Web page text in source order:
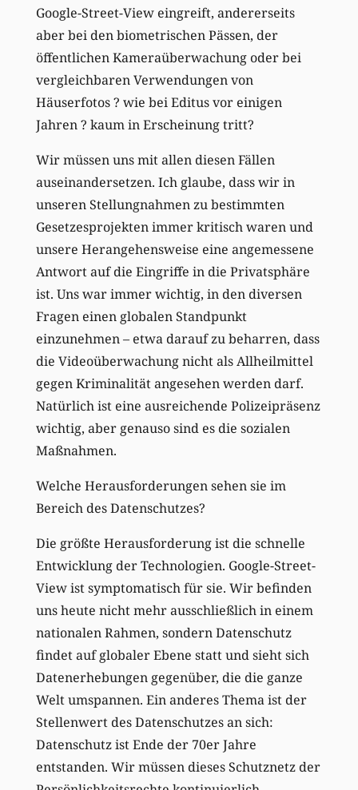
Google-Street-View eingreift, andererseits
aber bei den biometrischen Pässen, der
öffentlichen Kameraüberwachung oder bei
vergleichbaren Verwendungen von
Häuserfotos ? wie bei Editus vor einigen
Jahren ? kaum in Erscheinung tritt?
Wir müssen uns mit allen diesen Fällen
auseinandersetzen. Ich glaube, dass wir in
unseren Stellungnahmen zu bestimmten
Gesetzesprojekten immer kritisch waren und
unsere Herangehensweise eine angemessene
Antwort auf die Eingriffe in die Privatsphäre
ist. Uns war immer wichtig, in den diversen
Fragen einen globalen Standpunkt
einzunehmen – etwa darauf zu beharren, dass
die Videoüberwachung nicht als Allheilmittel
gegen Kriminalität angesehen werden darf.
Natürlich ist eine ausreichende Polizeipräsenz
wichtig, aber genauso sind es die sozialen
Maßnahmen.
Welche Herausforderungen sehen sie im
Bereich des Datenschutzes?
Die größte Herausforderung ist die schnelle
Entwicklung der Technologien. Google-Street-
View ist symptomatisch für sie. Wir befinden
uns heute nicht mehr ausschließlich in einem
nationalen Rahmen, sondern Datenschutz
findet auf globaler Ebene statt und sieht sich
Datenerhebungen gegenüber, die die ganze
Welt umspannen. Ein anderes Thema ist der
Stellenwert des Datenschutzes an sich:
Datenschutz ist Ende der 70er Jahre
entstanden. Wir müssen dieses Schutznetz der